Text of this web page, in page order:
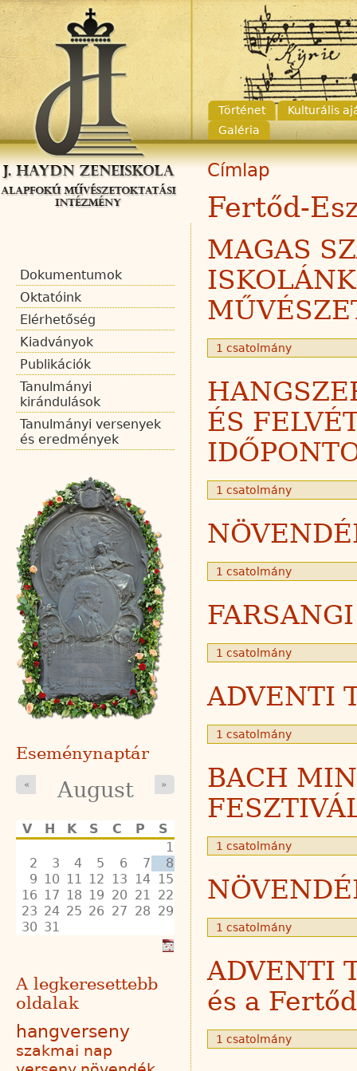
Történet
Kulturális
Galéria
Címlap
Fertőd-
MAGAS
1 csatolmány
ÉS
1 csatolmány
1 csatolmány
1 csatolmány
ADVENTI
1 csatolmány
BACH
1 csatolmány
1 csatolmány
ADVENTI
és a
1 csatolmány
Dokumentumok
Oktatóink
Elérhetőség
Kiadványok
Publikációk
Tanulmányi
kirándulások
Tanulmányi versenyek
és eredmények
Eseménynaptár
« August »
V H K S C P
S
1
2
3 4 5 6 7
8
9 10 11 12 13 14 15
16 17 18 19 20 21
22
23 24 25 26 27 28 29
30 31
A legkeresettebb
oldalak
hangverseny
szakmai nap